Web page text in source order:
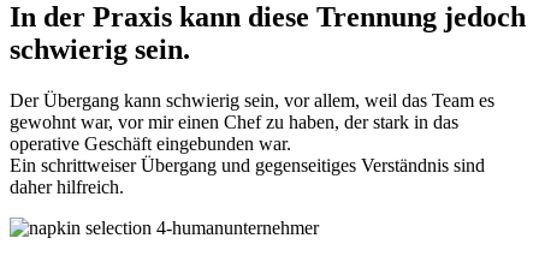
In der Praxis kann diese Trennung jedoch
schwierig sein.
Der Übergang kann schwierig sein, vor allem, weil das Team es
gewohnt war, vor mir einen Chef zu haben, der stark in das
operative Geschäft eingebunden war.
Ein schrittweiser Übergang und gegenseitiges Verständnis sind
daher hilfreich.